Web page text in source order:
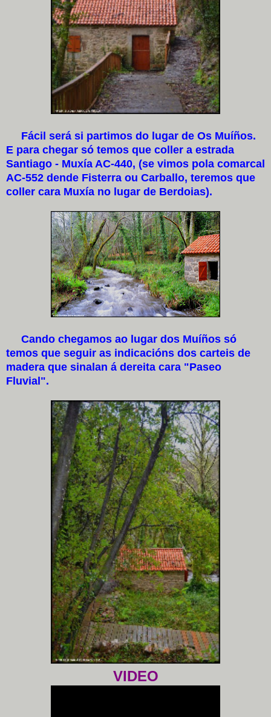
Fácil será si partimos do lugar de Os Muíños.
E para chegar só temos que coller a estrada
Santiago - Muxía AC-440, (se vimos pola comarcal
AC-552 dende Fisterra ou Carballo, teremos que
coller cara Muxía no lugar de Berdoias).
Cando chegamos ao lugar dos Muíños só
temos que seguir as indicacións dos carteis de
madera que sinalan á dereita cara "Paseo
Fluvial".
VIDEO